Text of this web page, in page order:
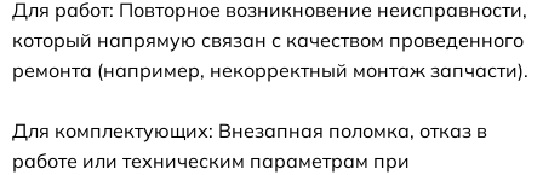
Для работ: Повторное возникновение неисправности,
который напрямую связан с качеством проведенного
ремонта (например, некорректный монтаж запчасти).
Для комплектующих: Внезапная поломка, отказ в
работе или техническим параметрам при